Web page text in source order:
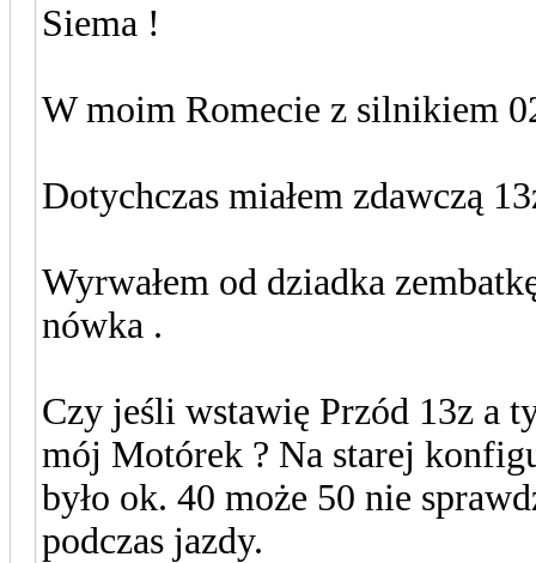
Siema !
W moim Romecie z silnikiem
Dotychczas miałem zdawczą
Wyrwałem od dziadka
nówka .
Czy jeśli wstawię Przód 13z a
mój Motórek ? Na starej
było ok. 40 może 50 nie
podczas jazdy.